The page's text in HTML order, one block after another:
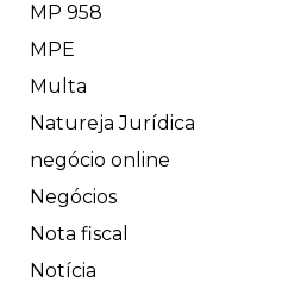
MP 958
MPE
Multa
Natureja Jurídica
negócio online
Negócios
Nota fiscal
Notícia